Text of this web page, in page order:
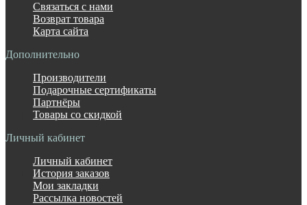
Связаться с нами
Возврат товара
Карта сайта
Дополнительно
Производители
Подарочные сертификаты
Партнёры
Товары со скидкой
Личный кабинет
Личный кабинет
История заказов
Мои закладки
Рассылка новостей